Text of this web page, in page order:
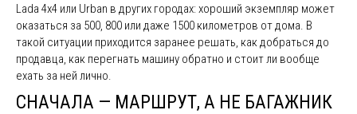
Lada 4x4 или Urban в других городах: хороший экземпляр может
оказаться за 500, 800 или даже 1500 километров от дома. В
такой ситуации приходится заранее решать, как добраться до
продавца, как перегнать машину обратно и стоит ли вообще
ехать за ней лично.
СНАЧАЛА — МАРШРУТ, А НЕ БАГАЖНИК